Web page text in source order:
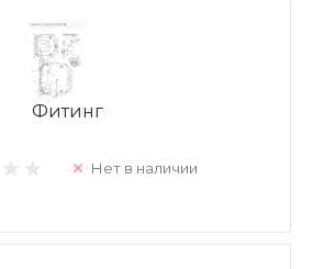
Фитинг
Нет в наличии